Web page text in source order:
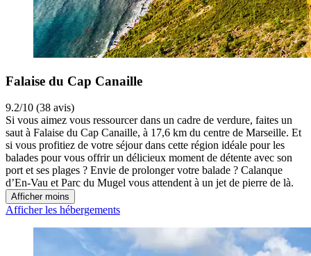
Falaise du Cap Canaille
9.2/10 (38 avis)
Si vous aimez vous ressourcer dans un cadre de verdure, faites un
saut à Falaise du Cap Canaille, à 17,6 km du centre de Marseille. Et
si vous profitiez de votre séjour dans cette région idéale pour les
balades pour vous offrir un délicieux moment de détente avec son
port et ses plages ? Envie de prolonger votre balade ? Calanque
d’En-Vau et Parc du Mugel vous attendent à un jet de pierre de là.
Afficher moins
Afficher les hébergements